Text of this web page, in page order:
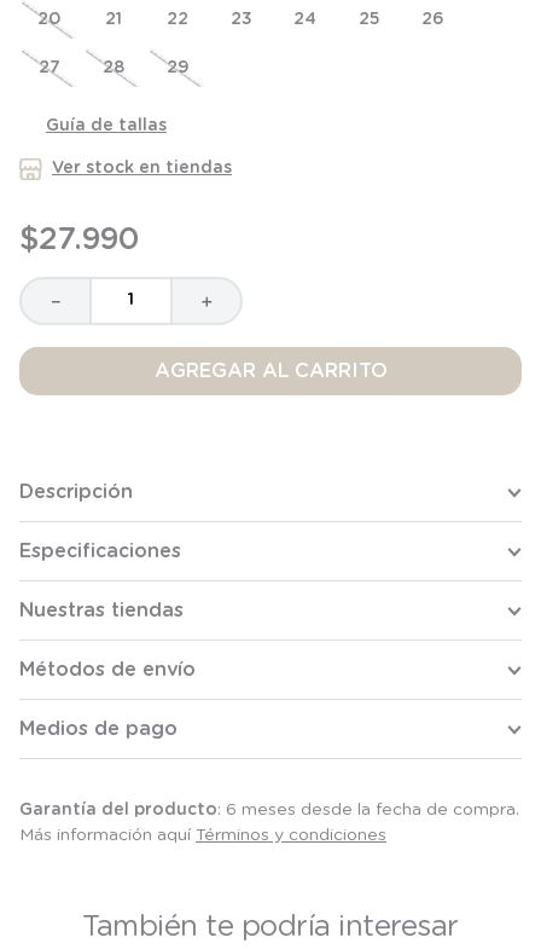
20 21 22 23 24 25 26
27 28 29
Guía de tallas
Ver stock en tiendas
$27.990
＋
－
AGREGAR AL CARRITO
Descripción
Especificaciones
Nuestras tiendas
Métodos de envío
Medios de pago
Garantía del producto: 6 meses desde la fecha de compra.
Más información aquí Términos y condiciones
También te podría interesar
8.
saco dormir
9.
saco